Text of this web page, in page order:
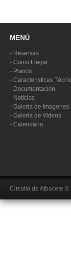
MENÚ
- Reservas
- Como Llegar
- Planos
- Caracteristicas
- Documentación
- Noticias
- Galeria de Imagenes
- Galeria de Videos
- Calendario
Circuito de Albacete ©